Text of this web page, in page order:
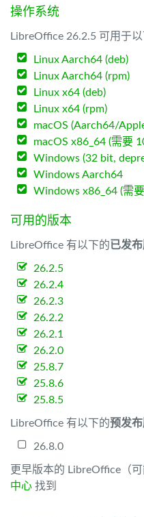
操作系统
LibreOffice 26.2.5 可用于
Linux Aarch64 (deb)
Linux Aarch64 (rpm)
Linux x64 (deb)
Linux x64 (rpm)
macOS (Aarch64/
macOS x86_64 (需要
Windows (32 bit,
Windows Aarch64
Windows x86_64 (需
可用的版本
LibreOffice 有以下的已发
26.2.5
26.2.4
26.2.3
26.2.2
26.2.1
26.2.0
25.8.7
25.8.6
25.8.5
LibreOffice 有以下的预发
26.8.0
更早版本的 LibreOffice（
中心 找到